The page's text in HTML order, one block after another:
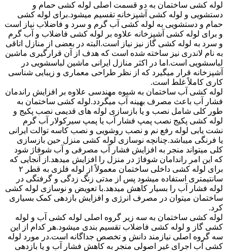
لوله کشی ساختمان به دو قسمت اصلی لوله کشی حمام و
دستشویی و لوله کشی آشپزخانه تقسیم میشود.برای لوله کشی
حمام و دستشویی به لوله کشی آب گرم و سرد و فاضلاب نیاز است
و برای لوله کشی آشپزخانه علاوه بر لوله کشی فاضلاب و آب گرم
و سرد به لوله کشی گاز نیز نیاز است.البته در بعضی از منازل اتاقی
به نام لاندری نیز ساخته شده است که هدف از آن قرارگیری ماشین
لباسشویی است.اما در اکثر منازل ایرانی ماشین لباسشویی در
آشپزخانه قرار میگیرد که از نظر طراحی معماری و زیبایی شناسی
کاری کاملاً غلط است.
لوله کشی آب ساختمان به شیوه مهندسی علاوه بر افزایش راندمان
فشار آب باعث مصرف بهینه آب میگردد.لوله کشی ساختمان به
طور کلی شامل نصب و یا بازسازی لوله های قدیمی نصب پکیج و
لوله کشی پکیج نصب پمپ فشار آب یا پمپ سیرکولار آب گرم
نشت یابی لوله رفع نم و نصب روشویی و نصب کاسه توالت ایرانی
یا فرنگی میباشد.چنانچه نوسازی لوله کشی منزل حین بازسازی
کلی میتواند منجر به افزایش فشار آب مصرفی و آب شوفاژ شود
که این امر راندامان شوفاژ در منزل را افزایش میدهد.از آنجایی که
برای لوله کشی داخلی ساختمان معمولاً از لوله فلزی به قطر ۲
سانتیمتری استفاده میشود پس از مدتی زنگ زدگی و گرفتگی در
لوله فشار آب را بسیار کاهش میدهد.با تعویض و نوسازی لوله کشی
ساختمان میتوان در مصرف انرژی و افزایش بازدهی کمک بسیاری
کرد.
لوله کشی ساختمان به سه زیر گروه اصلی لوله کشی آب و لوله
کشی گاز و لوله کشی فاضلاب تقسیم بندی میشود.هر کدام از این
سه گروه اصلی نیازمند دانش و تخصص جداگانه است.در مورد لوله
کشی آب اجرای غیر اصولی منجر به کاهش فشار آب و یا بازدهی